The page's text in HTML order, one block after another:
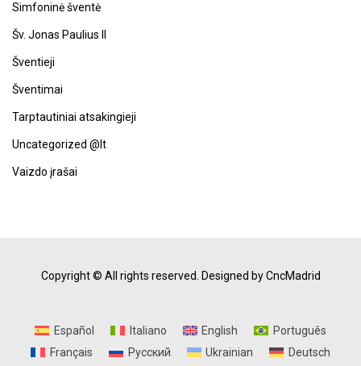
Simfoninė šventė
Šv. Jonas Paulius II
Šventieji
Šventimai
Tarptautiniai atsakingieji
Uncategorized @lt
Vaizdo įrašai
Copyright © All rights reserved. Designed by CncMadrid
Español Italiano English
Português
Français
Русский Ukrainian Deutsch